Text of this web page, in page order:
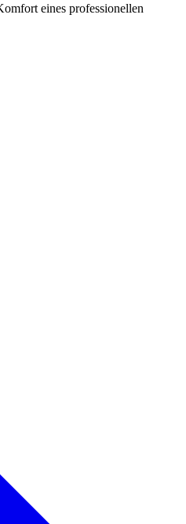
eines professionellen